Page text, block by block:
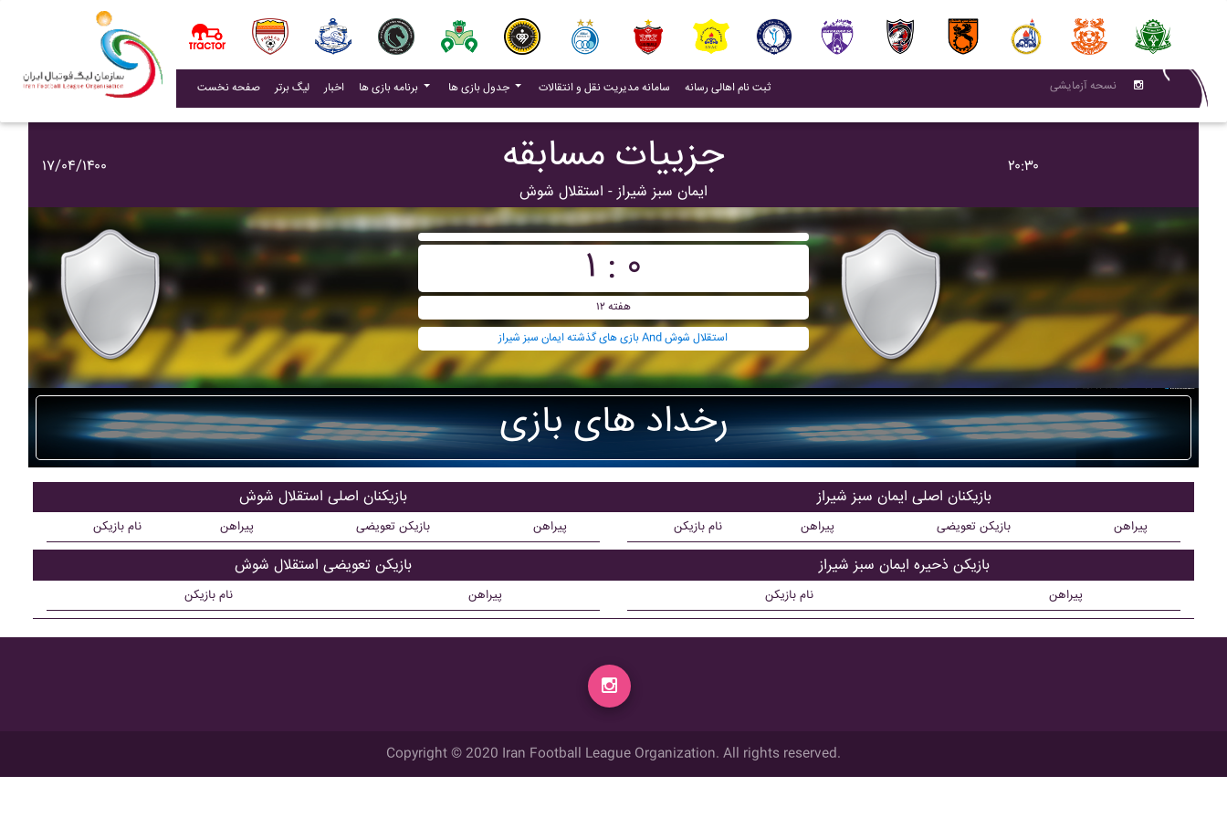
صفحه نخست لیگ برتر اخبار(current) برنامه بازی ها جدول بازی ها سامانه مدیریت نقل و انتقالات (current)
ثبت نام اهالی رسانه(current) نسحه آزمایشی
۱۷/۰۴/۱۴۰۰ جزییات مسابقه
ايمان سبز شيراز - استقلال شوش
۲۰:۳۰
۱ : ۰
هفته ۱۲
بازی های گذشته ايمان سبز شيراز And استقلال شوش
رخداد های بازی
بازیکنان اصلی استقلال شوش
نام بازیکن پیراهن بازیکن تعویضی پیراهن
بازیکن تعویضی استقلال شوش
نام بازیکن پیراهن
بازیکنان اصلی ايمان سبز شيراز
نام بازیکن پیراهن بازیکن تعویضی پیراهن
بازیکن ذحیره ايمان سبز شيراز
نام بازیکن پیراهن
Copyright © 2020 Iran Football League Organization. All rights reserved.